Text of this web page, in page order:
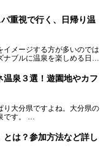
ム大分」に泊まって、この
り満喫してきたのでレポー
併せてお楽しみください！
。
間は嬉しいことに100以上
るんです！普段から入浴料
かタダにしちゃって!?
リゾートスペシャルパレー
行けば「地獄」も「ミッキ
トですよ、これは行くしか
泉県とも言われる大分県。
重視で行く、日帰り温
イメージする方が多いのでは
ブルに温泉を楽しめる日帰
」に注目してみました。
施設を紹介しちゃいます！
泉３選！遊園地やカフ
り大分県ですよね。大分県の
です。
府地獄巡りや砂湯などは有
は？参加方法など詳し